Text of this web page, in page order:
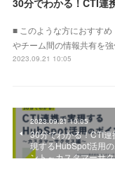
■ このような方におすす
やチーム間の情報共有を
2023.09.21 10:05
2023.09.21 10:05
30分でわかる！CTI連
現するHubSpot活用
ント～カスタマーサ